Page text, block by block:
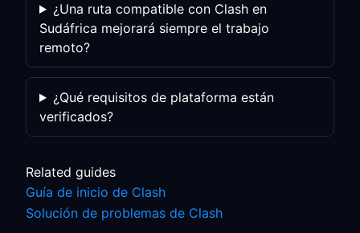
¿Una ruta compatible con Clash en
Sudáfrica mejorará siempre el trabajo
remoto?
¿Qué requisitos de plataforma están
verificados?
Related guides
Guía de inicio de Clash
Solución de problemas de Clash